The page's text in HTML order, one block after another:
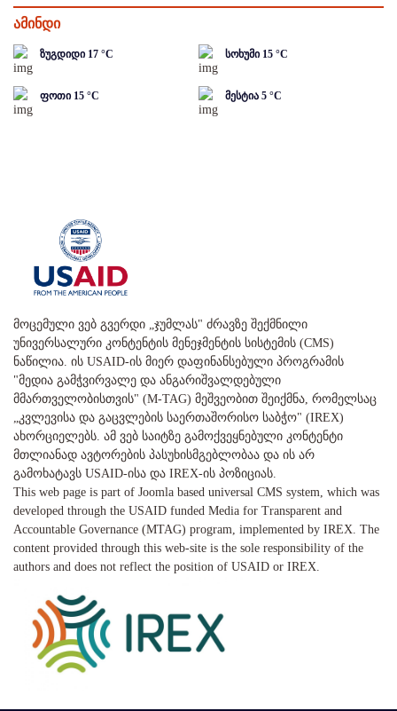
ამინდი
ზუგდიდი 17 °C სოხუმი 15 °C
ფოთი 15 °C მესტია 5 °C
მოცემული ვებ გვერდი „ჯუმლას" ძრავზე შექმნილი
უნივერსალური კონტენტის მენეჯმენტის სისტემის (CMS)
ნაწილია. ის USAID-ის მიერ დაფინანსებული პროგრამის
"მედია გამჭვირვალე და ანგარიშვალდებული
მმართველობისთვის" (M-TAG) მეშვეობით შეიქმნა, რომელსაც
„კვლევისა და გაცვლების საერთაშორისო საბჭო" (IREX)
ახორციელებს. ამ ვებ საიტზე გამოქვეყნებული კონტენტი
მთლიანად ავტორების პასუხისმგებლობაა და ის არ
გამოხატავს USAID-ისა და IREX-ის პოზიციას.
This web page is part of Joomla based universal CMS system, which was
developed through the USAID funded Media for Transparent and
Accountable Governance (MTAG) program, implemented by IREX. The
content provided through this web-site is the sole responsibility of the
authors and does not reflect the position of USAID or IREX.